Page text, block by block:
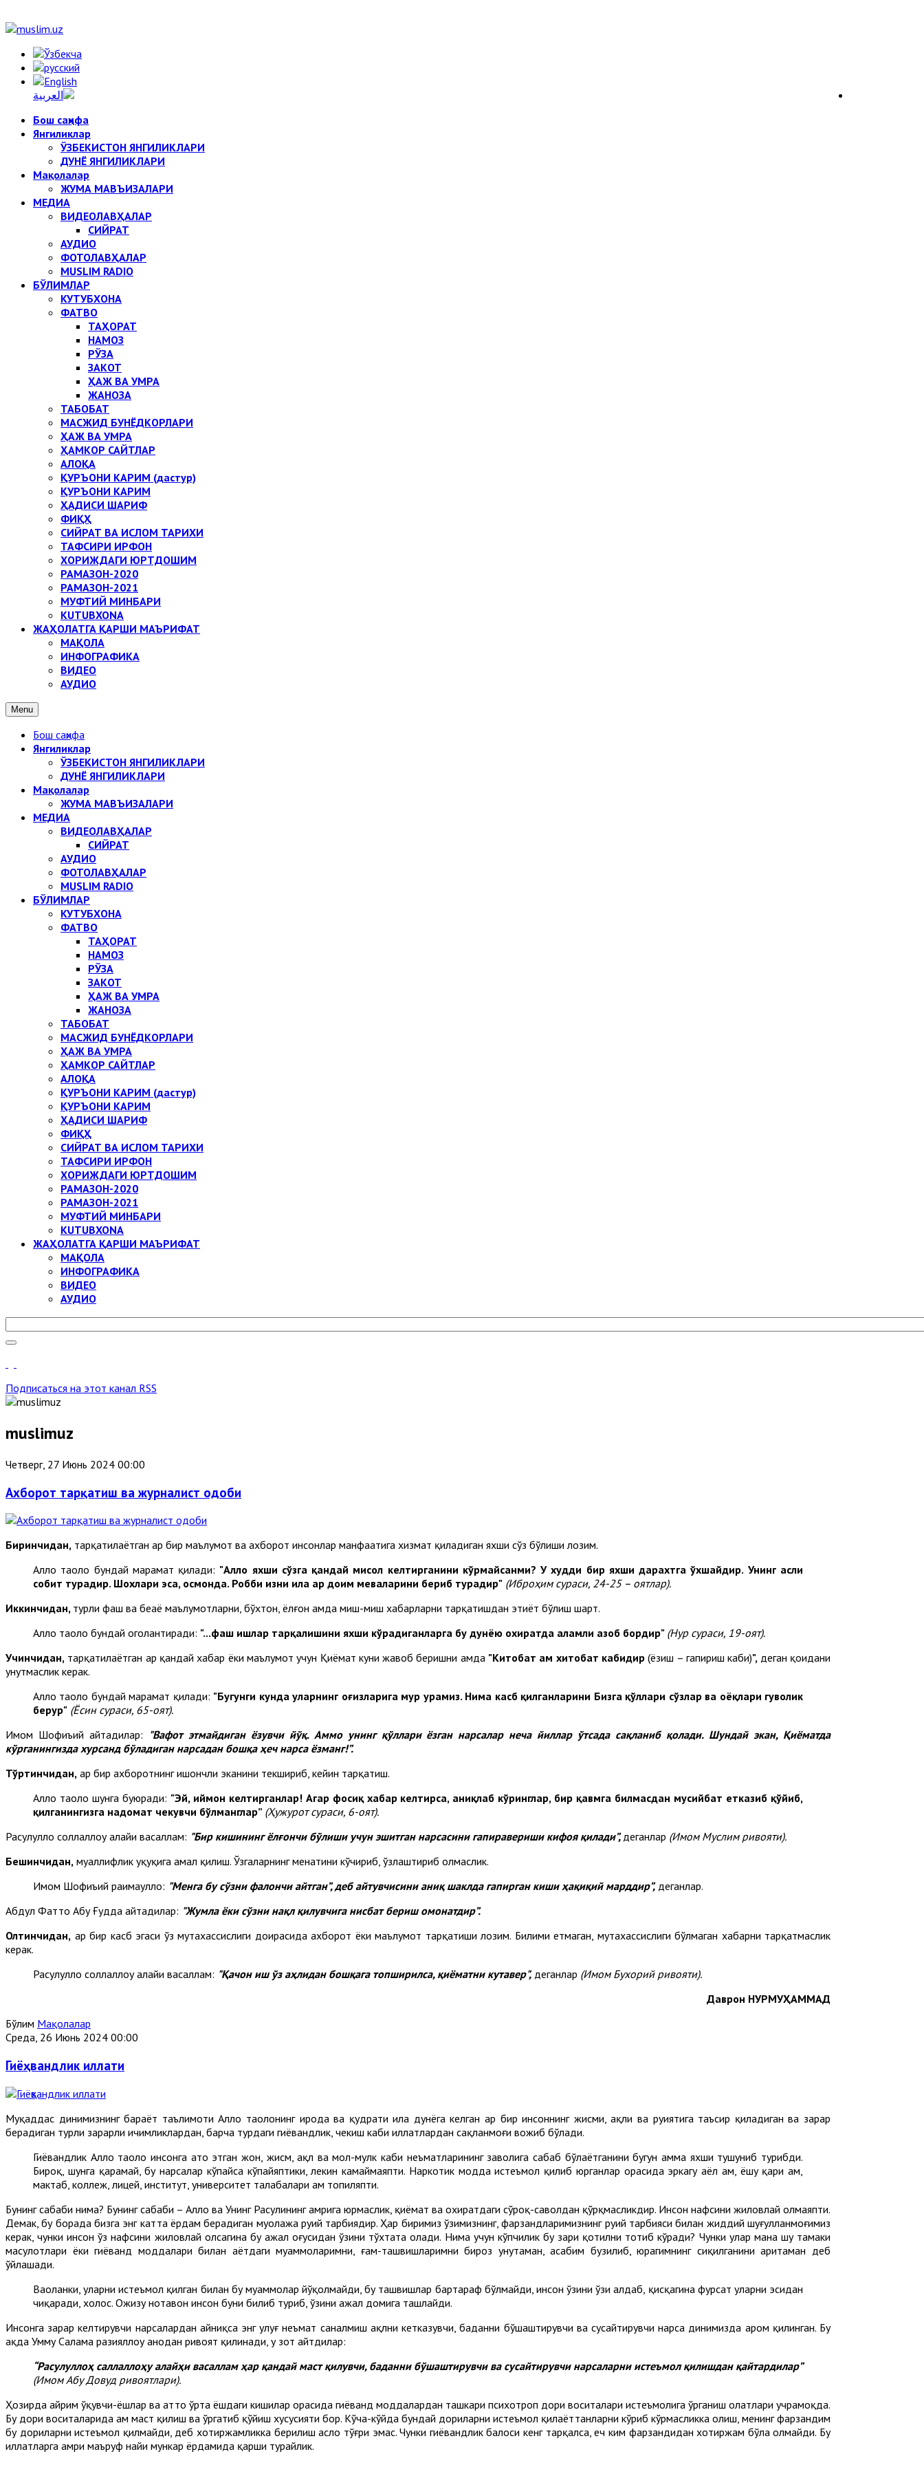
Бош саҳифа
Янгиликлар
ЎЗБЕКИСТОН ЯНГИЛИКЛАРИ
ДУНЁ ЯНГИЛИКЛАРИ
Мақолалар
ЖУМА МАВЪИЗАЛАРИ
МЕДИА
ВИДЕОЛАВҲАЛАР
СИЙРАТ
АУДИО
ФОТОЛАВҲАЛАР
MUSLIM RADIO
БЎЛИМЛАР
КУТУБХОНА
ФАТВО
ТАҲОРАТ
НАМОЗ
РЎЗА
ЗАКОТ
ҲАЖ ВА УМРА
ЖАНОЗА
ТАБОБАТ
МАСЖИД БУНЁДКОРЛАРИ
ҲАЖ ВА УМРА
ҲАМКОР САЙТЛАР
АЛОҚА
ҚУРЪОНИ КАРИМ (дастур)
ҚУРЪОНИ КАРИМ
ҲАДИСИ ШАРИФ
ФИҚҲ
СИЙРАТ ВА ИСЛОМ ТАРИХИ
ТАФСИРИ ИРФОН
ХОРИЖДАГИ ЮРТДОШИМ
РАМАЗОН-2020
РАМАЗОН-2021
МУФТИЙ МИНБАРИ
KUTUBXONA
ЖАҲОЛАТГА ҚАРШИ МАЪРИФАТ
МАҚОЛА
ИНФОГРАФИКА
ВИДЕО
АУДИО
Menu
Бош саҳифа
Янгиликлар
ЎЗБЕКИСТОН ЯНГИЛИКЛАРИ
ДУНЁ ЯНГИЛИКЛАРИ
Мақолалар
ЖУМА МАВЪИЗАЛАРИ
МЕДИА
ВИДЕОЛАВҲАЛАР
СИЙРАТ
АУДИО
ФОТОЛАВҲАЛАР
MUSLIM RADIO
БЎЛИМЛАР
КУТУБХОНА
ФАТВО
ТАҲОРАТ
НАМОЗ
РЎЗА
ЗАКОТ
ҲАЖ ВА УМРА
ЖАНОЗА
ТАБОБАТ
МАСЖИД БУНЁДКОРЛАРИ
ҲАЖ ВА УМРА
ҲАМКОР САЙТЛАР
АЛОҚА
ҚУРЪОНИ КАРИМ (дастур)
ҚУРЪОНИ КАРИМ
ҲАДИСИ ШАРИФ
ФИҚҲ
СИЙРАТ ВА ИСЛОМ ТАРИХИ
ТАФСИРИ ИРФОН
ХОРИЖДАГИ ЮРТДОШИМ
РАМАЗОН-2020
РАМАЗОН-2021
МУФТИЙ МИНБАРИ
KUTUBXONA
ЖАҲОЛАТГА ҚАРШИ МАЪРИФАТ
МАҚОЛА
ИНФОГРАФИКА
ВИДЕО
АУДИО
Подписаться на этот канал RSS
muslimuz
Четверг, 27 Июнь 2024 00:00
Ахборот тарқатиш ва журналист одоби
Биринчидан, тарқатилаётган ҳар бир маълумот ва ахборот инсонлар манфаатига хизмат қиладиган яхши сўз бўлиши лозим.
Аллоҳ таоло бундай марҳамат қилади: "Аллоҳ яхши сўзга қандай мисол келтирганини кўрмайсанми? У худди бир яхши дарахтга ўхшайдир. Унинг асли
собит турадир. Шохлари эса, осмонда. Робби изни ила ҳар доим меваларини бериб турадир" (Иброҳим сураси, 24-25 – оятлар).
Иккинчидан, турли фаҳш ва беҳаё маълумотларни, бўхтон, ёлғон ҳамда миш-миш хабарларни тарқатишдан эҳтиёт бўлиш шарт.
Аллоҳ таоло бундай огоҳлантиради: "...фаҳш ишлар тарқалишини яхши кўрадиганларга бу дунёю охиратда аламли азоб бордир" (Нур сураси, 19-оят).
Учинчидан, тарқатилаётган ҳар қандай хабар ёки маълумот учун Қиёмат куни жавоб беришни ҳамда "Китобат ҳам хитобат кабидир(ёзиш – гапириш каби)", деган қоидани
унутмаслик керак.
Аллоҳ таоло бундай марҳамат қилади: "Бугунги кунда уларнинг оғизларига муҳр урамиз. Нима касб қилганларини Бизга қўллари сўзлар ва оёқлари гувоҳлик
берур" (Ёсин сураси, 65-оят).
Имом Шофиъий айтадилар: "Вафот этмайдиган ёзувчи йўқ. Аммо унинг қўллари ёзган нарсалар неча йиллар ўтсада сақланиб қолади. Шундай экан, Қиёматда
кўрганингизда хурсанд бўладиган нарсадан бошқа ҳеч нарса ёзманг!”.
Тўртинчидан, ҳар бир ахборотнинг ишончли эканини текшириб, кейин тарқатиш.
Аллоҳ таоло шунга буюради: "Эй, иймон келтирганлар! Агар фосиқ хабар келтирса, аниқлаб кўринглар, бир қавмга билмасдан мусийбат етказиб қўйиб,
қилганингизга надомат чекувчи бўлманглар” (Ҳужурот сураси, 6-оят).
Расулуллоҳ соллаллоҳу алайҳи васаллам: "Бир кишининг ёлғончи бўлиши учун эшитган нарсасини гапиравериши кифоя қилади”,деганлар (Имом Муслим ривояти).
Бешинчидан, муаллифлик ҳуқуқига амал қилиш. Ўзгаларнинг меҳнатини кўчириб, ўзлаштириб олмаслик.
Имом Шофиъий раҳимаҳуллоҳ: "Менга бу сўзни фалончи айтган”, деб айтувчисини аниқ шаклда гапирган киши ҳақиқий марддир”,деганлар.
Абдул Фаттоҳ Абу Ғудда айтадилар: "Жумла ёки сўзни нақл қилувчига нисбат бериш омонатдир”.
Олтинчидан, ҳар бир касб эгаси ўз мутахассислиги доирасида ахборот ёки маълумот тарқатиши лозим. Билими етмаган, мутахассислиги бўлмаган хабарни тарқатмаслик
керак.
Расулуллоҳ соллаллоҳу алайҳи васаллам: "Қачон иш ўз аҳлидан бошқага топширилса, қиёматни кутавер",деганлар (Имом Бухорий ривояти).
Даврон НУРМУҲАММАД
Бўлим Мақолалар
Среда, 26 Июнь 2024 00:00
Гиёҳвандлик иллати
Муқаддас динимизнинг барҳаёт таълимоти Аллоҳ таолонинг ирода ва қудрати ила дунёга келган ҳар бир инсоннинг жисми, ақли ва руҳиятига таъсир қиладиган ва зарар
берадиган турли зарарли ичимликлардан, барча турдаги гиёҳвандлик, чекиш каби иллатлардан сақланмоғи вожиб бўлади.
Гиёҳвандлик Аллоҳ таолo инсонга ато этган жон, жисм, ақл ва мол-мулк каби неъматларининг заволига сабаб бўлаётганини бугун ҳамма яхши тушуниб турибди.
Бироқ, шунга қарамай, бу нарсалар кўпайса кўпайяптики, лекин камаймаяпти. Наркотик модда истеъмол қилиб юрганлар орасида эркагу аёл ҳам, ёшу қари ҳам,
мактаб, коллеж, лицей, институт, университет талабалари ҳам топиляпти.
Бунинг сабаби нима? Бунинг сабаби – Аллоҳ ва Унинг Расулининг амрига юрмаслик, қиёмат ва охиратдаги сўроқ-саволдан қўрқмасликдир. Инсон нафсини жиловлай олмаяпти.
Демак, бу борада бизга энг катта ёрдам берадиган муолажа руҳий тарбиядир. Ҳар биримиз ўзимизнинг, фарзандларимизнинг руҳий тарбияси билан жиддий шуғулланмоғимиз
керак, чунки инсон ўз нафсини жиловлай олсагина бу ажал оғусидан ўзини тўхтата олади. Нима учун кўпчилик бу заҳри қотилни тотиб кўради? Чунки улар мана шу тамаки
маҳсулотлари ёки гиёҳванд моддалари билан ҳаётдаги муаммоларимни, ғам-ташвишларимни бироз унутаман, асабим бузилиб, юрагимнинг сиқилганини аритаман деб
ўйлашади.
Ваҳоланки, уларни истеъмол қилган билан бу муаммолар йўқолмайди, бу ташвишлар бартараф бўлмайди, инсон ўзини ўзи алдаб, қисқагина фурсат уларни эсидан
чиқаради, холос. Ожизу нотавон инсон буни билиб туриб, ўзини ажал домига ташлайди.
Инсонга зарар келтирувчи нарсалардан айниқса энг улуғ неъмат саналмиш ақлни кетказувчи, баданни бўшаштирувчи ва сусайтирувчи нарса динимизда ҳаром қилинган. Бу
ҳақда Умму Салама разияллоҳу анҳодан ривоят қилинади, у зот айтдилар:
“Расулуллоҳ саллаллоҳу алайҳи васаллам ҳар қандай маст қилувчи, баданни бўшаштирувчи ва сусайтирувчи нарсаларни истеъмол қилишдан қайтардилар”
(Имом Абу Довуд ривоятлари).
Ҳозирда айрим ўқувчи-ёшлар ва ҳатто ўрта ёшдаги кишилар орасида гиёҳванд моддалардан ташкари психотроп дори воситалари истеъмолига ўрганиш ҳолатлари учрамоқда.
Бу дори воситаларида ҳам маст қилиш ва ўргатиб қўйиш хусусияти бор. Кўча-кўйда бундай дориларни истеъмол қилаёттанларни кўриб кўрмасликка олиш, менинг фарзандим
бу дориларни истеъмол қилмайди, деб хотиржамликка берилиш асло тўғри эмас. Чунки гиёҳвандлик балоси кенг тарқалса, ҳеч ким фарзандидан хотиржам бўла олмайди. Бу
иллатларга амри маъруф наҳйи мункар ёрдамида қарши турайлик.